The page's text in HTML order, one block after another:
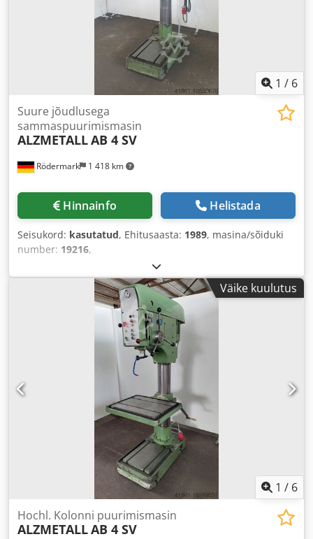
1 / 6
Rödermark 1 418 km
Suure jõudlusega
sammaspuurimismasin
ALZMETALLAB 4 SV
Hinnainfo Helistada
Seisukord: kasutatud, Ehitusaasta: 1989, masina/sõiduki
number: 19216,
Väike kuulutus
1 / 6
Hochl. Kolonni puurimismasin
ALZMETALLAB 4 SV